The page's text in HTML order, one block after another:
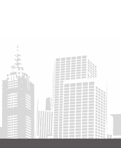
高贷款额度。购房家
买首套住房公积金贷
套住房公积金贷款最
为缴存人的，购买首
为240万元，二套住
元。符合以下条件
： 1.城六区户籍居民
的，最高可上浮20万